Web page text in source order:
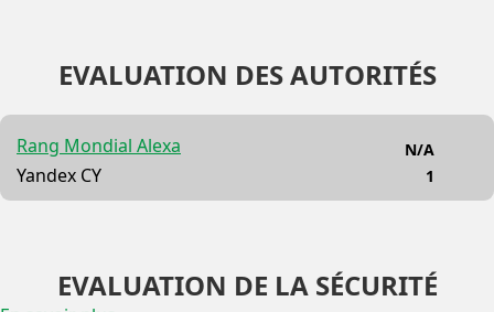
EVALUATION DES AUTORITÉS
Rang Mondial Alexa
Yandex CY
N/A
1
EVALUATION DE LA SÉCURITÉ